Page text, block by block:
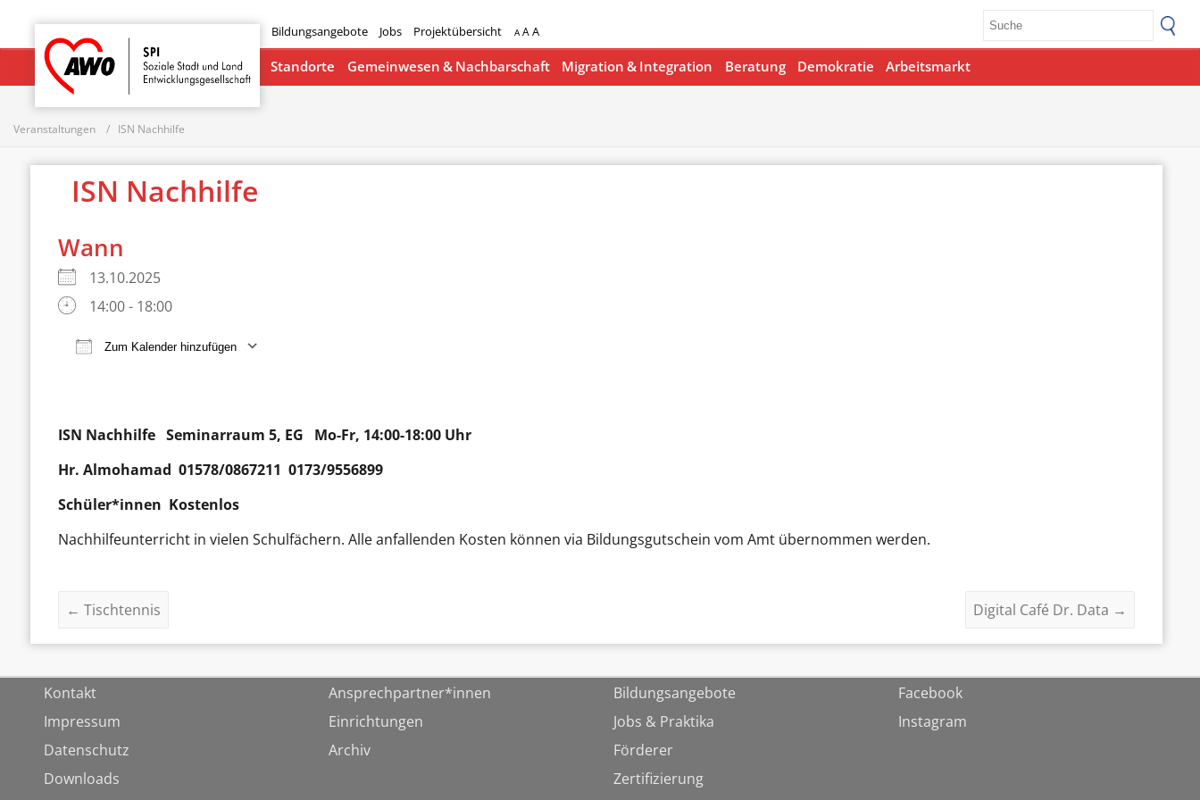
Bildungsangebote Jobs Projektübersicht A AA
Startseite
Standorte Gemeinwesen & Nachbarschaft Migration & Integration Beratung Demokratie Arbeitsmarkt
Veranstaltungen ISN Nachhilfe
ISN Nachhilfe
Wann
13.10.2025
14:00 - 18:00
Zum Kalender hinzufügen
ISN Nachhilfe Seminarraum 5, EG Mo-Fr, 14:00-18:00 Uhr
Hr.Almohamad 01578/0867211 0173/9556899
Schüler*innen Kostenlos
Nachhilfeunterricht in vielen Schulfächern. Alle anfallenden Kosten können via Bildungsgutschein vom Amt übernommen werden.
← Tischtennis Digital Café Dr. Data →
Kontakt
Impressum
Datenschutz
Downloads
Ansprechpartner*innen
Einrichtungen
Archiv
Bildungsangebote
Jobs & Praktika
Förderer
Zertifizierung
Facebook
Instagram